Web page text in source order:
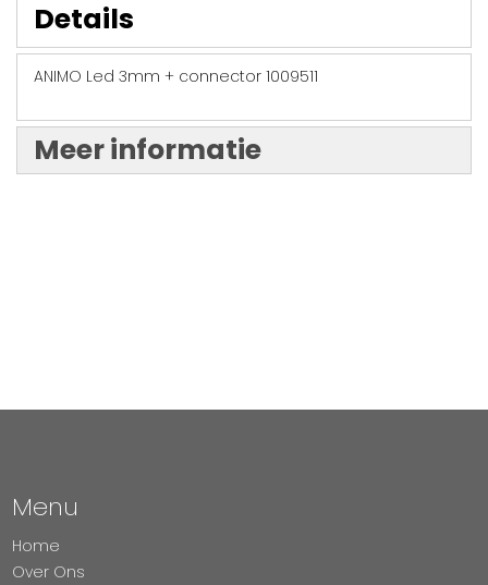
Details
ANIMO Led 3mm + connector 1009511
Meer informatie
Menu
Home
Over Ons